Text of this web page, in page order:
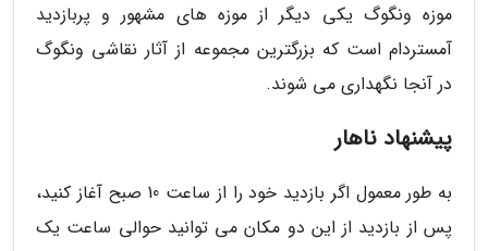
موزه ونگوگ یکی دیگر از موزه های مشهور و پربازدید
آمستردام است که بزرگترین مجموعه از آثار نقاشی ونگوگ
در آنجا نگهداری می شوند.
پیشنهاد ناهار
به طور معمول اگر بازدید خود را از ساعت 10 صبح آغاز کنید،
پس از بازدید از این دو مکان می توانید حوالی ساعت یک